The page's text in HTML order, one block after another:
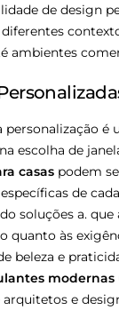
de design
ambientes
personalização é
escolha de
casas podem
de
soluções a.
quanto às
beleza e
modernas
e